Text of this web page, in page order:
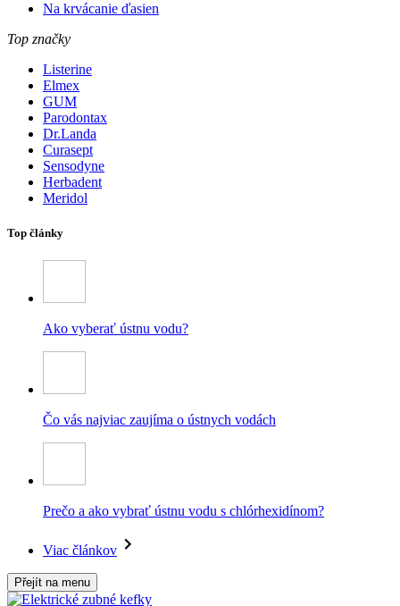
Na krvácanie ďasien
Top značky
Listerine
Elmex
GUM
Parodontax
Dr.Landa
Curasept
Sensodyne
Herbadent
Meridol
Top články
Ako vyberať ústnu vodu?
Čo vás najviac zaujíma o ústnych vodách
Prečo a ako vybrať ústnu vodu s chlórhexidínom?
Viac článkov
Přejít na menu